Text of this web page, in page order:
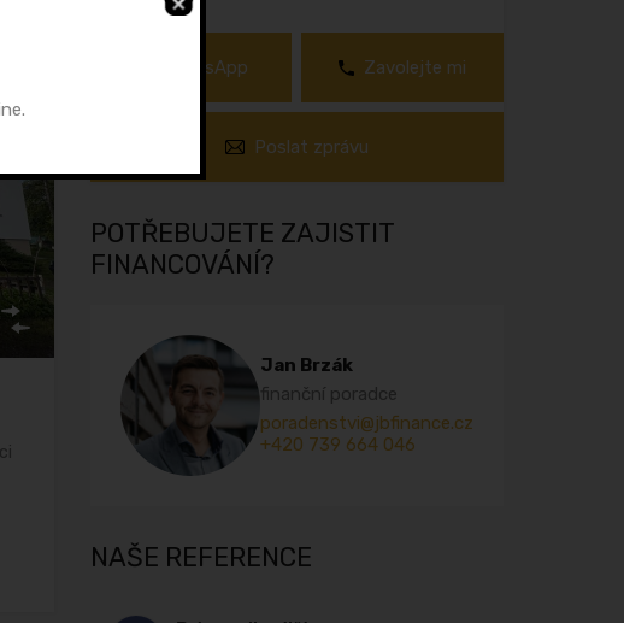
WhatsApp Zavolejte mi
Poslat zprávu
POTŘEBUJETE ZAJISTIT
FINANCOVÁNÍ?
Jan Brzák
finanční poradce
poradenstvi@jbfinance.cz
+420 739 664 046
NAŠE REFERENCE